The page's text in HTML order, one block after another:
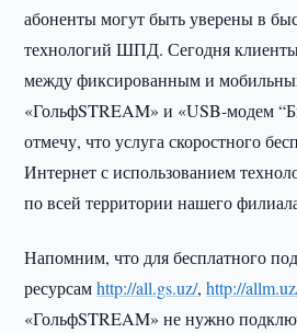
абоненты могут быть уверены в
технологий ШПД. Сегодня
между фиксированным и
«ГольфSTREAM» и «USB-модем
отмечу, что услуга скоростного
Интернет с использованием
по всей территории нашего
Напомним, что для бесплатного
ресурсамhttp://all.gs.uz/,http://
«ГольфSTREAM» не нужно